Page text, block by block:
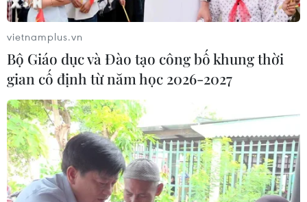
Dùng quá nhiều protein có thể “phá
hoại” mái tóc của bạn
07/04/2026 22:45
Làm thế nào để chăm sóc làn da
bóng dầu, lỗ chân lông to vào mùa
Hè?
07/04/2026 08:05
vietnamplus.vn
Bộ Giáo dục và Đào tạo công bố khung thời
gian cố định từ năm học 2026-2027